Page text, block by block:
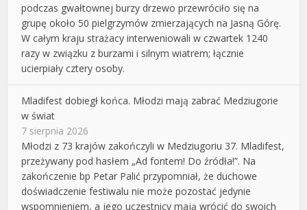
podczas gwałtownej burzy drzewo przewróciło się na
grupę około 50 pielgrzymów zmierzających na Jasną Górę.
W całym kraju strażacy interweniowali w czwartek 1240
razy w związku z burzami i silnym wiatrem; łącznie
ucierpiały cztery osoby.
Mladifest dobiegł końca. Młodzi mają zabrać Medziugorie
w świat
7 sierpnia 2026
Młodzi z 73 krajów zakończyli w Medziugoriu 37. Mladifest,
przeżywany pod hasłem „Ad fontem! Do źródła!”. Na
zakończenie bp Petar Palić przypomniał, że duchowe
doświadczenie festiwalu nie może pozostać jedynie
wspomnieniem, a jego uczestnicy mają wrócić do swoich